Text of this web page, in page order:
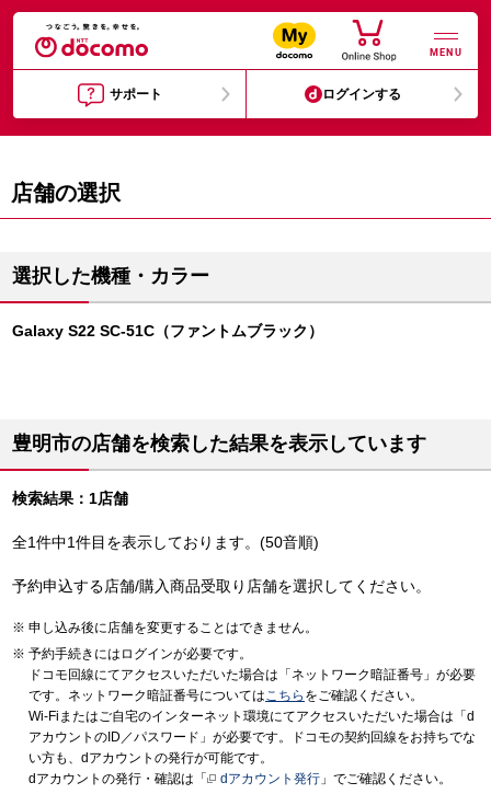
MENU
サポート ログインする
店舗の選択
選択した機種・カラー
Galaxy S22 SC-51C（ファントムブラック）
豊明市の店舗を検索した結果を表示しています
検索結果：1店舗
全1件中1件目を表示しております。(50音順)
予約申込する店舗/購入商品受取り店舗を選択してください。
申し込み後に店舗を変更することはできません。
予約手続きにはログインが必要です。
ドコモ回線にてアクセスいただいた場合は「ネットワーク暗証番号」が必要
です。ネットワーク暗証番号についてはこちら をご確認ください。
Wi-Fiまたはご自宅のインターネット環境にてアクセスいただいた場合は「d
アカウントのID／パスワード」が必要です。ドコモの契約回線をお持ちでな
い方も、dアカウントの発行が可能です。
dアカウントの発行・確認は「
dアカウント発行 」でご確認ください。